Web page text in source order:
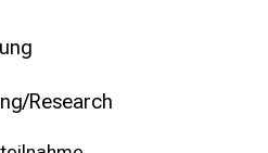
Research